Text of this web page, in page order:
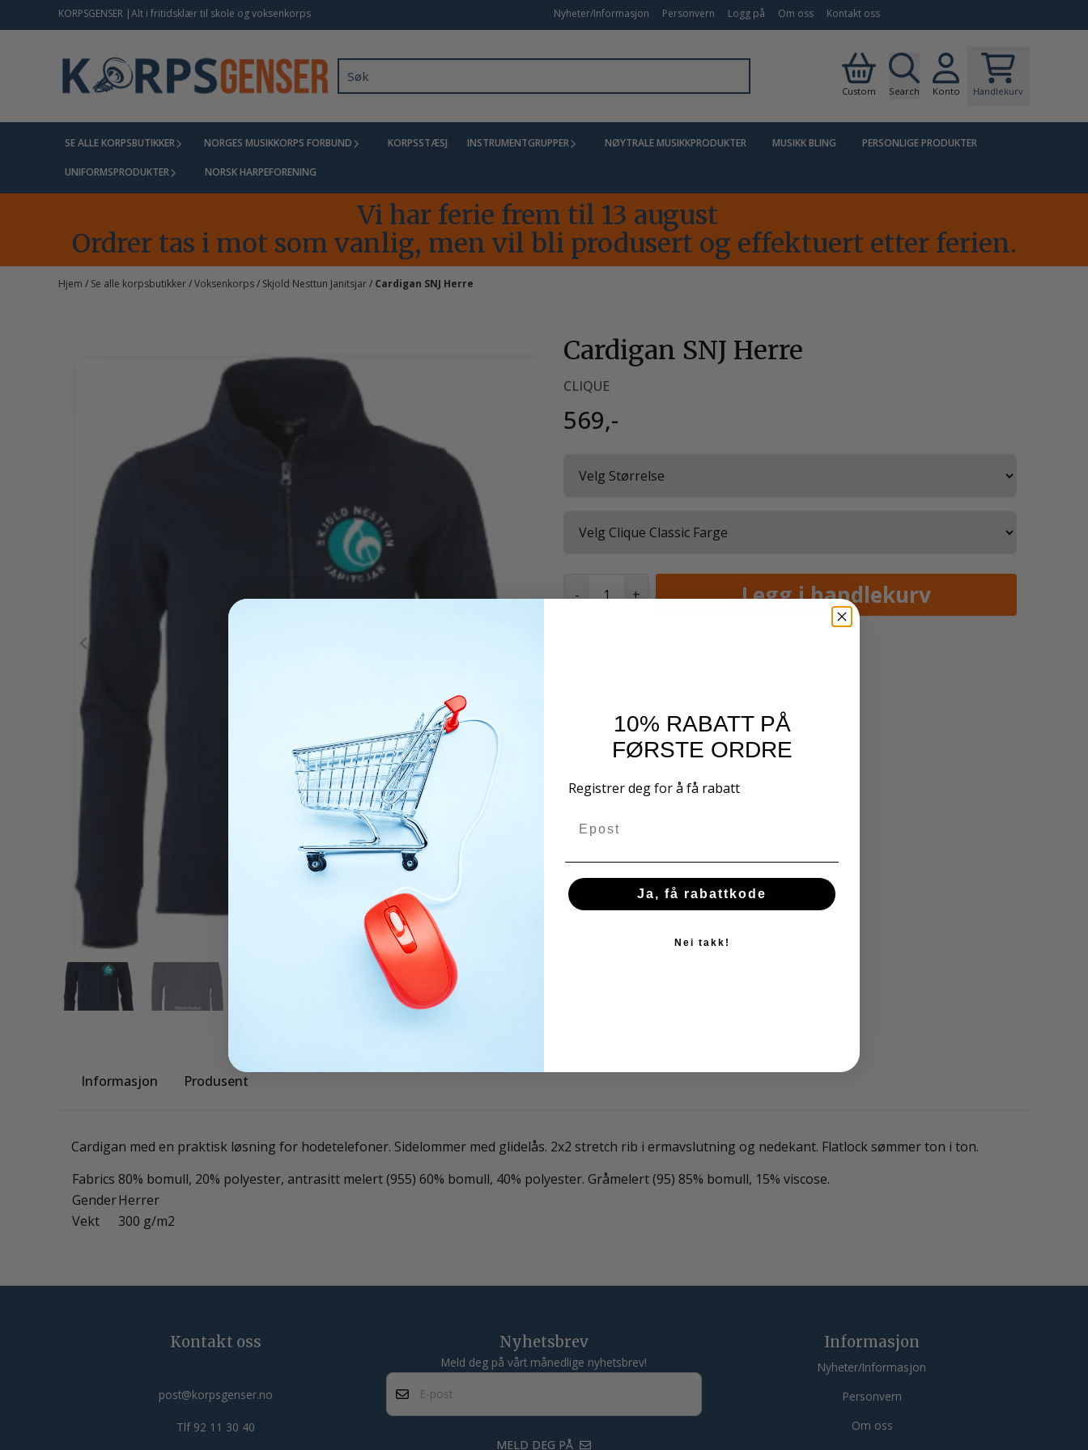
Hopp til innholdKORPSGENSER |Alt i fritidsklær til skole og voksenkorps Nyheter/Informasjon Personvern Logg på Om oss Kontakt oss
Custom Search Konto Handlekurv
SE ALLE KORPSBUTIKKER NORGES MUSIKKORPS FORBUND KORPSSTÆSJ INSTRUMENTGRUPPER NØYTRALE MUSIKKPRODUKTER MUSIKK BLING PERSONLIGE PRODUKTER
UNIFORMSPRODUKTER NORSK HARPEFORENING
Vi har ferie frem til 13 august
Ordrer tas i mot som vanlig, men vil bli produsert og effektuert etter ferien.
Hjem / Se alle korpsbutikker/Voksenkorps/ Skjold Nesttun Janitsjar/ Cardigan SNJ Herre
Cardigan SNJ Herre
CLIQUE
569,-
- +
Informasjon Produsent
Cardigan med en praktisk løsning for hodetelefoner. Sidelommer med glidelås. 2x2 stretch rib i ermavslutning og nedekant. Flatlock sømmer ton i ton.
Fabrics 80% bomull, 20% polyester, antrasitt melert (955) 60% bomull, 40% polyester. Gråmelert (95) 85% bomull, 15% viscose.
GenderHerrer
Vekt
300 g/m2
Kontakt oss
post@korpsgenser.no
Tlf 92 11 30 40
Nyhetsbrev
Meld deg på vårt månedlige nyhetsbrev!
MELD DEG PÅ
Informasjon
Nyheter/Informasjon
Personvern
Om oss
10% RABATT PÅ
FØRSTE ORDRE
Registrer deg for å få rabatt
Ja, få rabattkode
Nei takk!